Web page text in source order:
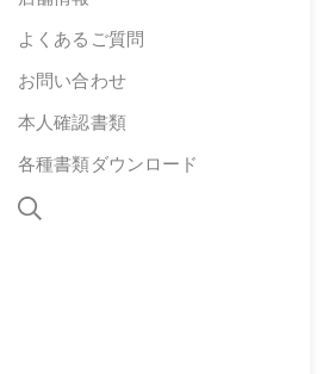
よくあるご質問
お問い合わせ
本人確認書類
各種書類ダウンロード